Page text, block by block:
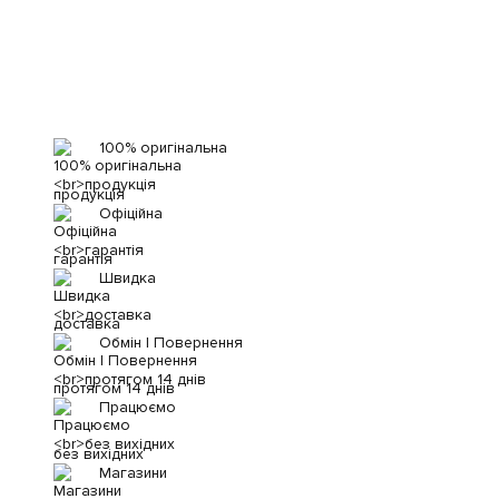
100% оригінальна
продукція
Офіційна
гарантія
Швидка
доставка
Обмін | Повернення
протягом 14 днів
Працюємо
без вихідних
Магазини